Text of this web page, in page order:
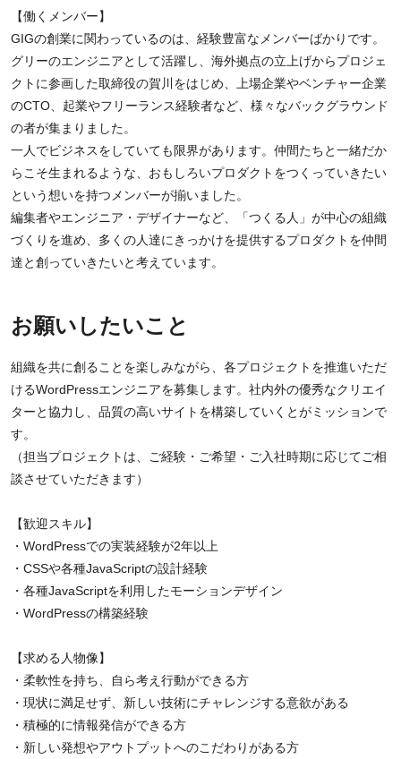
【働くメンバー】
GIGの創業に関わっているのは、経験豊富なメンバーばかりです。
グリーのエンジニアとして活躍し、海外拠点の立上げからプロジェ
クトに参画した取締役の賀川をはじめ、上場企業やベンチャー企業
のCTO、起業やフリーランス経験者など、様々なバックグラウンド
の者が集まりました。
一人でビジネスをしていても限界があります。仲間たちと一緒だか
らこそ生まれるような、おもしろいプロダクトをつくっていきたい
という想いを持つメンバーが揃いました。
編集者やエンジニア・デザイナーなど、「つくる人」が中心の組織
づくりを進め、多くの人達にきっかけを提供するプロダクトを仲間
達と創っていきたいと考えています。
お願いしたいこと
組織を共に創ることを楽しみながら、各プロジェクトを推進いただ
けるWordPressエンジニアを募集します。社内外の優秀なクリエイ
ターと協力し、品質の高いサイトを構築していくとがミッションで
す。
（担当プロジェクトは、ご経験・ご希望・ご入社時期に応じてご相
談させていただきます）
【歓迎スキル】
・WordPressでの実装経験が2年以上
・CSSや各種JavaScriptの設計経験
・各種JavaScriptを利用したモーションデザイン
・WordPressの構築経験
【求める人物像】
・柔軟性を持ち、自ら考え行動ができる方
・現状に満足せず、新しい技術にチャレンジする意欲がある
・積極的に情報発信ができる方
・新しい発想やアウトプットへのこだわりがある方